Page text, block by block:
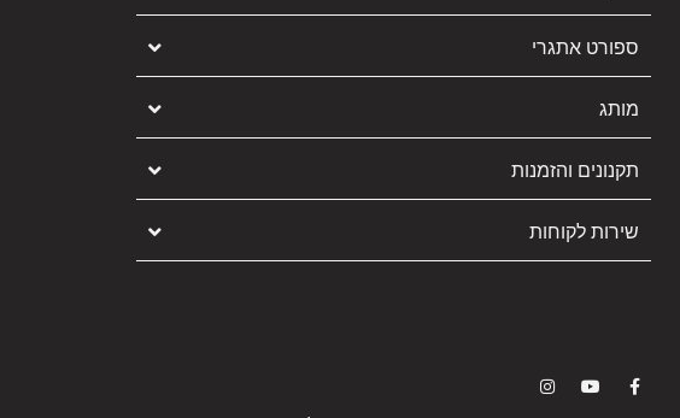
ספורט אתגרי
מותג
תקנונים והזמנות
שירות לקוחות